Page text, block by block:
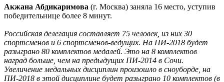
Акжана Абдикаримова (г. Москва) заняла 16 место, уступив
победительнице более 8 минут.
Российская делегация составляет 75 человек, из них 30
спортсменов и 6 спортсменов-ведущих. На ПИ-2018 будет
разыграно 80 комплектов медалей. Это на 8 комплектов
наград больше, чем на предыдущих ПИ-2014 в Сочи.
Увеличение медальных дисциплин произошло в сноуборде, на
ПИ-2018 в этой дисциплине будет разыграно 10 комплектов (в